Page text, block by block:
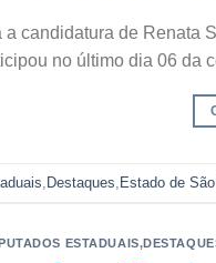
a candidatura de Renata
no último dia 06 da
Destaques Estado de
ESTADUAIS,